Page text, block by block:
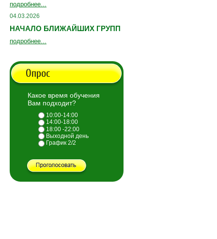
подробнее...
04.03.2026
НАЧАЛО БЛИЖАЙШИХ ГРУПП
подробнее...
Опрос
Какое время обучения
Вам подходит?
10:00-14:00
14:00-18:00
18:00 -22:00
Выходной день
График 2/2